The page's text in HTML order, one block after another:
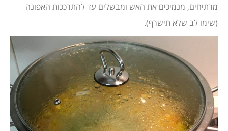
מרתיחים, מנמיכים את האש ומבשלים עד להתרככות האפונה
(שימו לב שלא תישרף).